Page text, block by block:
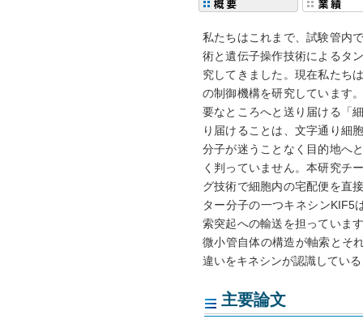
私たちはこれまで、試験管内
術と遺伝子操作技術によるタ
究してきました。現在私たち
の制御機構を研究しています
要なところへと送り届ける「
り届けることは、文字通り細
分子が迷うことなく目的地へ
く判っていません。本研究チ
グ技術で細胞内の宅配便を直
ター分子の一つキネシンKIF5
索突起への輸送を担っていま
微小管自体の構造が軸索とそ
違いをキネシンが認識してい
主要論文